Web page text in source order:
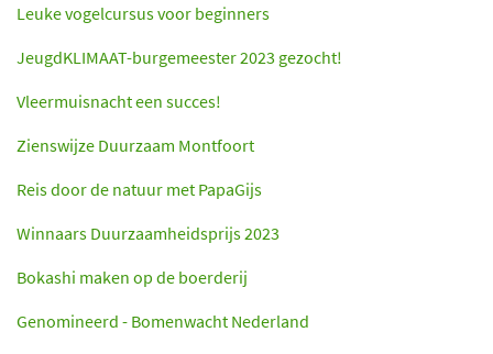
Leuke vogelcursus voor beginners
JeugdKLIMAAT-burgemeester 2023 gezocht!
Vleermuisnacht een succes!
Zienswijze Duurzaam Montfoort
Reis door de natuur met PapaGijs
Winnaars Duurzaamheidsprijs 2023
Bokashi maken op de boerderij
Genomineerd - Bomenwacht Nederland